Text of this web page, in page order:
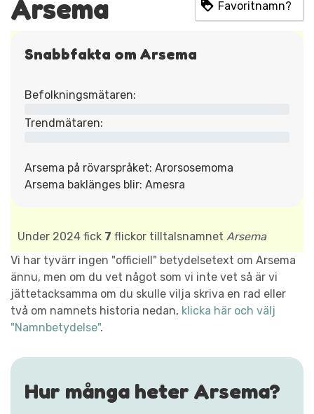
Arsema Favoritnamn?
Snabbfakta om Arsema
Befolkningsmätaren:
Trendmätaren:
Arsema på rövarspråket: Arorsosemoma
Arsema baklänges blir: Amesra
Under 2024 fick 7 flickor tilltalsnamnet Arsema
Vi har tyvärr ingen "officiell" betydelsetext om Arsema
ännu, men om du vet något som vi inte vet så är vi
jättetacksamma om du skulle vilja skriva en rad eller
två om namnets historia nedan, klicka här och välj
"Namnbetydelse".
Hur många heter Arsema?